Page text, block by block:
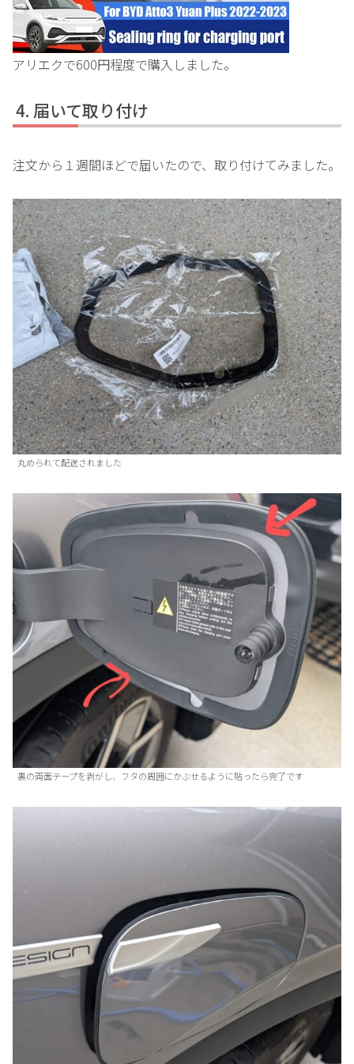
アリエクで600円程度で購入しました。
届いて取り付け
注文から１週間ほどで届いたので、取り付けてみました。
丸められて配送されました
裏の両面テープを剥がし、フタの周囲にかぶせるように貼ったら完了です